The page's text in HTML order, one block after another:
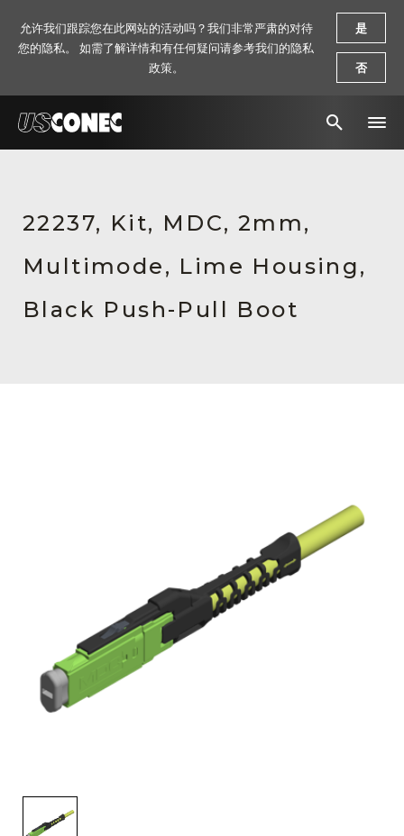
22237, Kit, MDC, 2mm,
Multimode, Lime Housing,
Black Push-Pull Boot
允许我们跟踪您在此网站的活动吗？我们非常严肃的对待
您的隐私。 如需了解详情和有任何疑问请参考我们的隐私
政策。
是
否